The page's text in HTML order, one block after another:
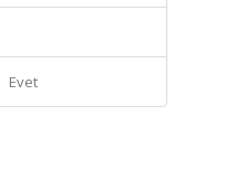
Evet